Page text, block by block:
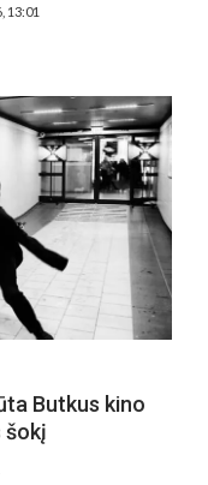
13:01
Butkus kino
šokį